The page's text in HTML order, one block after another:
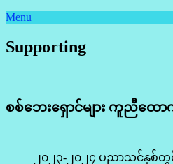
Menu
Supporting
စစ်ဘေးရှောင်များ ကူညီထေ
၂၀၂၃-၂၀၂၄ ပညာသင်နှစ်တွ